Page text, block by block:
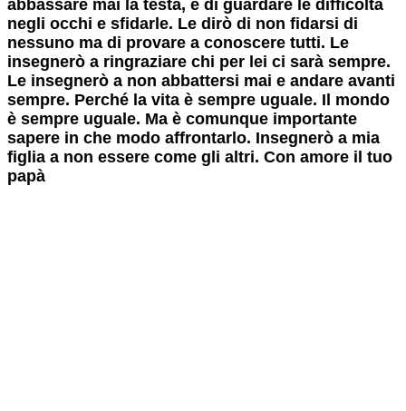
abbassare mai la testa, e di guardare le difficoltà
negli occhi e sfidarle. Le dirò di non fidarsi di
nessuno ma di provare a conoscere tutti. Le
insegnerò a ringraziare chi per lei ci sarà sempre.
Le insegnerò a non abbattersi mai e andare avanti
sempre. Perché la vita è sempre uguale. Il mondo
è sempre uguale. Ma è comunque importante
sapere in che modo affrontarlo. Insegnerò a mia
figlia a non essere come gli altri. Con amore il tuo
papà